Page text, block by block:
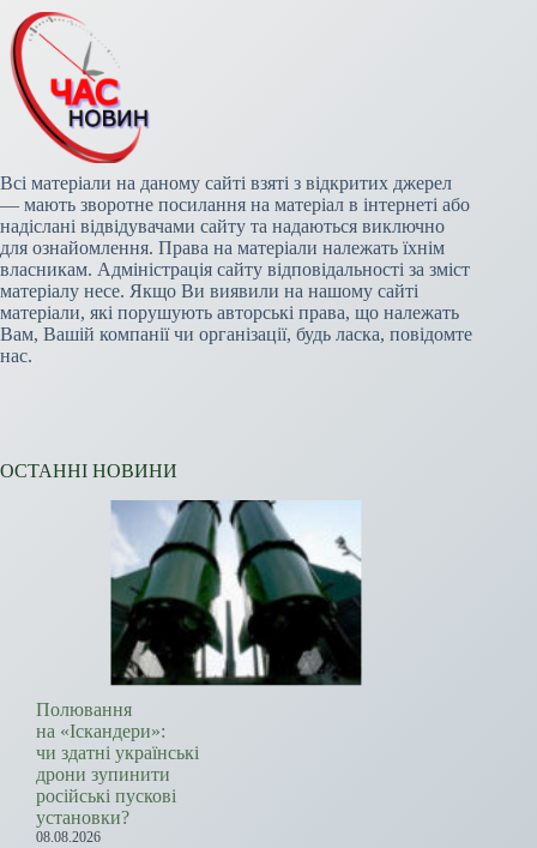
Всі матеріали на даному сайті взяті з відкритих джерел
— мають зворотне посилання на матеріал в інтернеті або
надіслані відвідувачами сайту та надаються виключно
для ознайомлення. Права на матеріали належать їхнім
власникам. Адміністрація сайту відповідальності за зміст
матеріалу несе. Якщо Ви виявили на нашому сайті
матеріали, які порушують авторські права, що належать
Вам, Вашій компанії чи організації, будь ласка, повідомте
нас.
ОСТАННІ НОВИНИ
Полювання
на «Іскандери»:
чи здатні українські
дрони зупинити
російські пускові
установки?
08.08.2026